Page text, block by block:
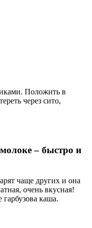
Положить в
через сито,
– быстро и
чаще других и она
очень вкусная!
гарбузова каша.